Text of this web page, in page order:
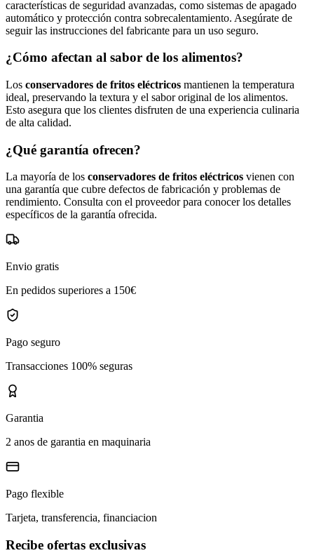
características de seguridad avanzadas, como sistemas de apagado
automático y protección contra sobrecalentamiento. Asegúrate de
seguir las instrucciones del fabricante para un uso seguro.
¿Cómo afectan al sabor de los alimentos?
Los conservadores de fritos eléctricos mantienen la temperatura
ideal, preservando la textura y el sabor original de los alimentos.
Esto asegura que los clientes disfruten de una experiencia culinaria
de alta calidad.
¿Qué garantía ofrecen?
La mayoría de los conservadores de fritos eléctricos vienen con
una garantía que cubre defectos de fabricación y problemas de
rendimiento. Consulta con el proveedor para conocer los detalles
específicos de la garantía ofrecida.
Envio gratis
En pedidos superiores a 150€
Pago seguro
Transacciones 100% seguras
Garantia
2 anos de garantia en maquinaria
Pago flexible
Tarjeta, transferencia, financiacion
Recibe ofertas exclusivas